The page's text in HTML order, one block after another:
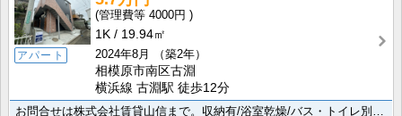
アパート
4000円
1K
19.94㎡
2024年8月
（築2年）
相模原市南区古淵
横浜線 古淵駅 徒歩12分
お問合せは株式会社賃貸山信まで。収納有/浴室乾燥/バス・トイレ別/洗面所独立/シューズボックスを備え･･･